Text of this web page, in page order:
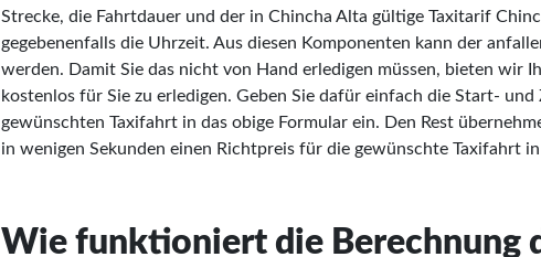
Strecke, die Fahrtdauer und der in Chincha Alta gültige Taxitarif
gegebenenfalls die Uhrzeit. Aus diesen Komponenten kann der
werden. Damit Sie das nicht von Hand erledigen müssen, bieten wir
kostenlos für Sie zu erledigen. Geben Sie dafür einfach die Start- und
gewünschten Taxifahrt in das obige Formular ein. Den Rest
in wenigen Sekunden einen Richtpreis für die gewünschte Taxifahrt
Wie funktioniert die Berechnung